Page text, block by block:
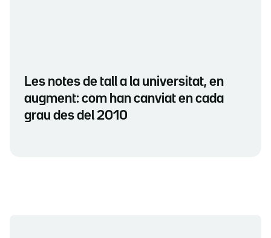
Les notes de tall a la universitat, en
augment: com han canviat en cada
grau des del 2010